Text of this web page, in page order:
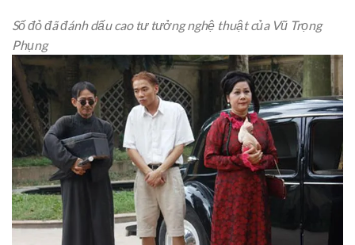
Số đỏ đã đánh dấu cao tư tưởng nghệ thuật của Vũ Trọng
Phụng